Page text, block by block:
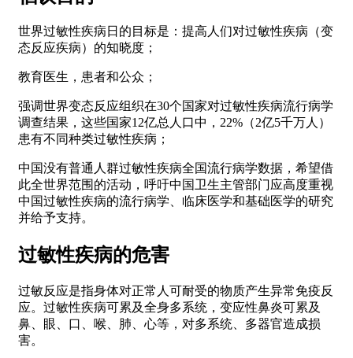
世界过敏性疾病日的目标是：提高人们对过敏性疾病（变
态反应疾病）的知晓度；
教育医生，患者和公众；
强调世界变态反应组织在30个国家对过敏性疾病流行病学
调查结果，这些国家12亿总人口中，22%（2亿5千万人）
患有不同种类过敏性疾病；
中国没有普通人群过敏性疾病全国流行病学数据，希望借
此全世界范围的活动，呼吁中国卫生主管部门应高度重视
中国过敏性疾病的流行病学、临床医学和基础医学的研究
并给予支持。
过敏性疾病的危害
过敏反应是指身体对正常人可耐受的物质产生异常免疫反
应。过敏性疾病可累及全身多系统，变应性鼻炎可累及
鼻、眼、口、喉、肺、心等，对多系统、多器官造成损
害。